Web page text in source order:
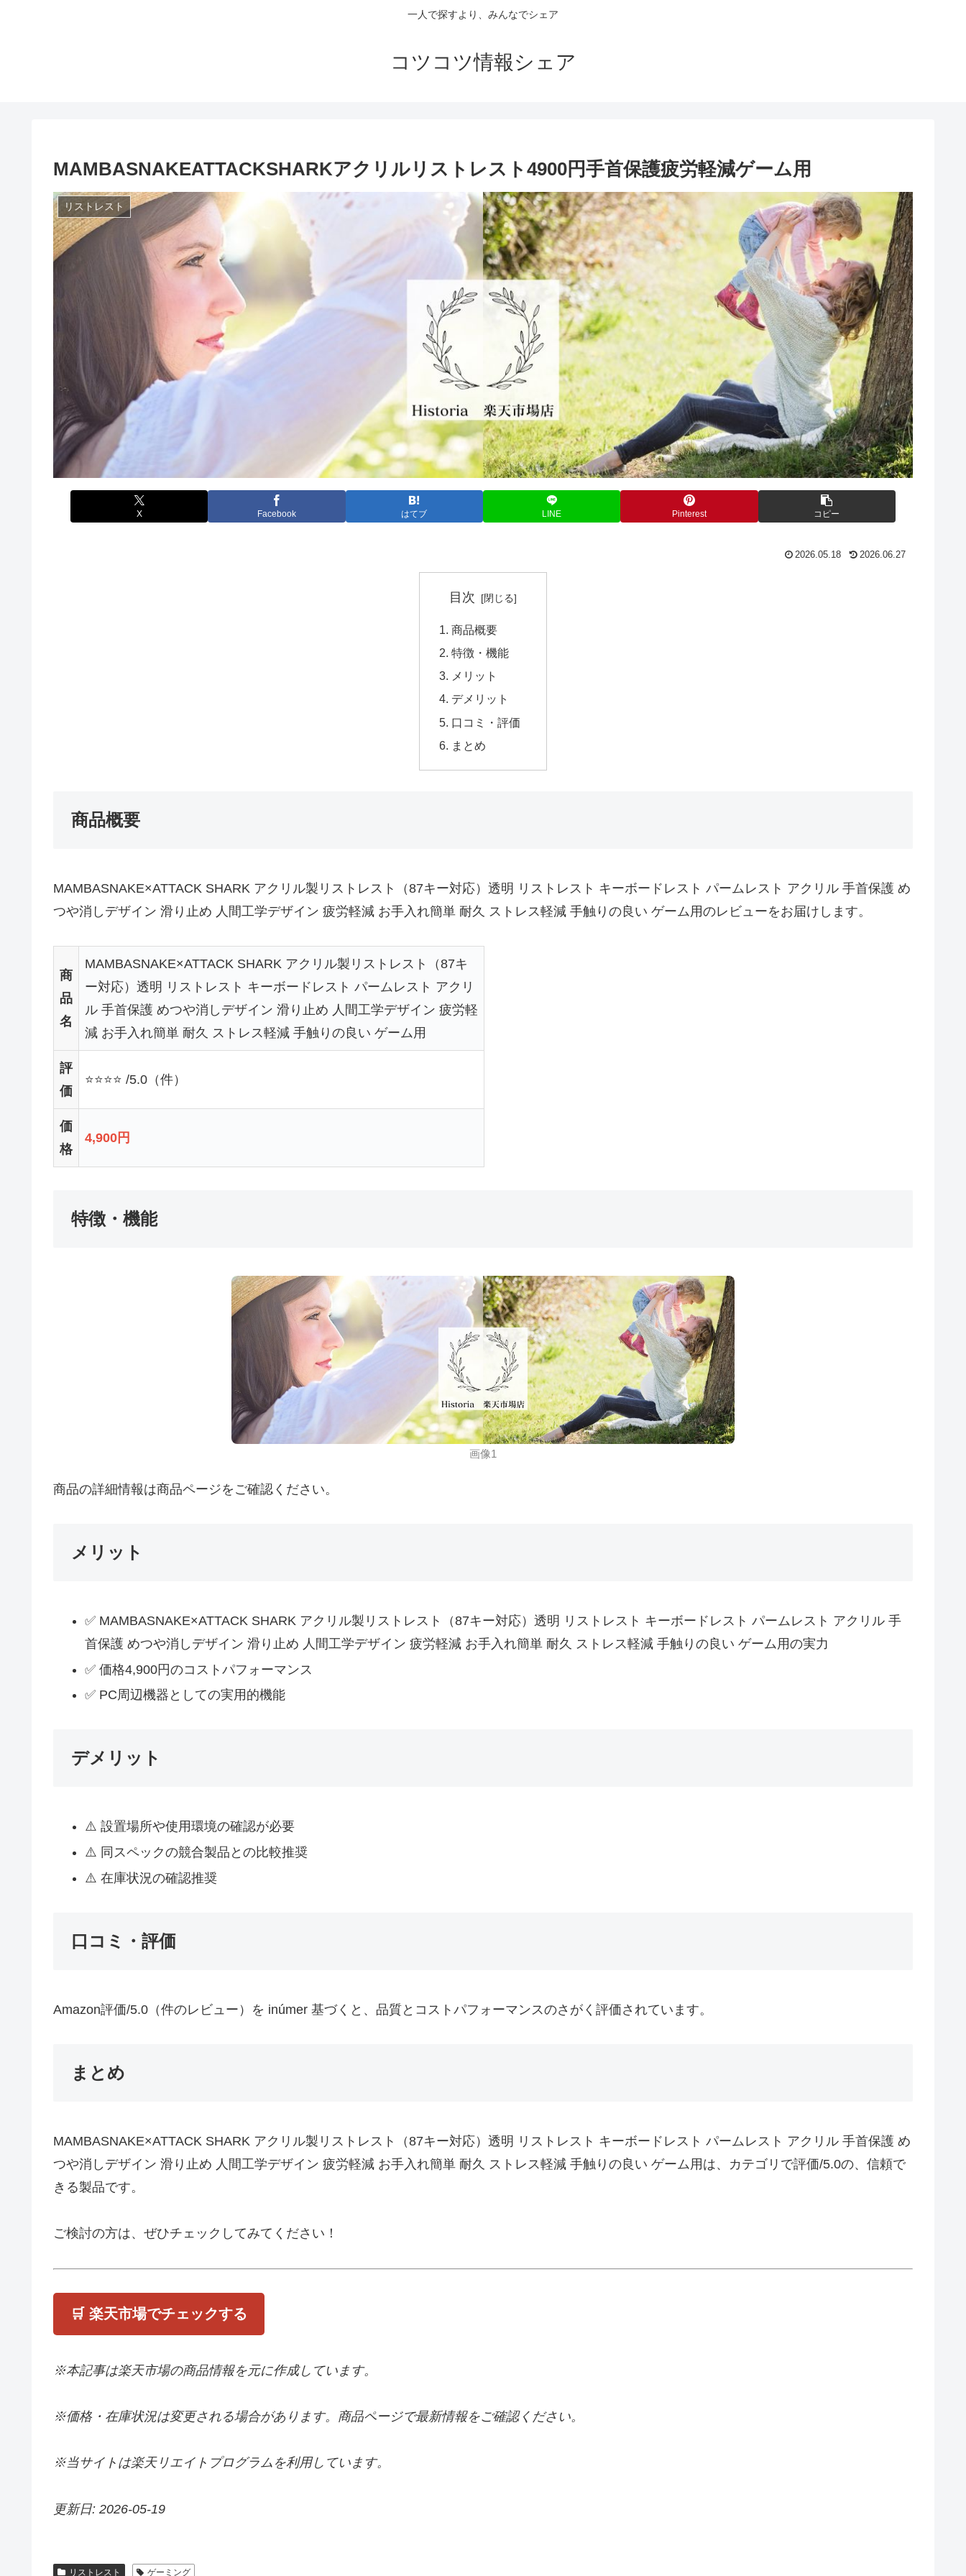
一人で探すより、みんなでシェア
コツコツ情報シェア
MAMBASNAKEATTACKSHARKアクリルリストレスト4900円手首保護疲労軽減ゲーム用
リストレスト
X Facebook はてブ LINE Pinterest コピー
2026.05.18 2026.06.27
目次
商品概要
特徴・機能
メリット
デメリット
口コミ・評価
まとめ
商品概要
MAMBASNAKE×ATTACK SHARK アクリル製リストレスト（87キー対応）透明 リストレスト キーボードレスト パームレスト アクリル 手首保護 め
つや消しデザイン 滑り止め 人間工学デザイン 疲労軽減 お手入れ簡単 耐久 ストレス軽減 手触りの良い ゲーム用のレビューをお届けします。
商
品
名
MAMBASNAKE×ATTACK SHARK アクリル製リストレスト（87キ
ー対応）透明 リストレスト キーボードレスト パームレスト アクリ
ル 手首保護 めつや消しデザイン 滑り止め 人間工学デザイン 疲労軽
減 お手入れ簡単 耐久 ストレス軽減 手触りの良い ゲーム用
評
価
⭐⭐⭐⭐ /5.0（件）
価
格
4,900円
特徴・機能
画像1
商品の詳細情報は商品ページをご確認ください。
メリット
✅ MAMBASNAKE×ATTACK SHARK アクリル製リストレスト（87キー対応）透明 リストレスト キーボードレスト パームレスト アクリル 手
首保護 めつや消しデザイン 滑り止め 人間工学デザイン 疲労軽減 お手入れ簡単 耐久 ストレス軽減 手触りの良い ゲーム用の実力
✅ 価格4,900円のコストパフォーマンス
✅ PC周辺機器としての実用的機能
デメリット
⚠️ 設置場所や使用環境の確認が必要
⚠️ 同スペックの競合製品との比較推奨
⚠️ 在庫状況の確認推奨
口コミ・評価
Amazon評価/5.0（件のレビュー）を inúmer 基づくと、品質とコストパフォーマンスのさがく評価されています。
まとめ
MAMBASNAKE×ATTACK SHARK アクリル製リストレスト（87キー対応）透明 リストレスト キーボードレスト パームレスト アクリル 手首保護 め
つや消しデザイン 滑り止め 人間工学デザイン 疲労軽減 お手入れ簡単 耐久 ストレス軽減 手触りの良い ゲーム用は、カテゴリで評価/5.0の、信頼で
きる製品です。
ご検討の方は、ぜひチェックしてみてください！
🛒 楽天市場でチェックする
※本記事は楽天市場の商品情報を元に作成しています。
※価格・在庫状況は変更される場合があります。商品ページで最新情報をご確認ください。
※当サイトは楽天リエイトプログラムを利用しています。
更新日: 2026-05-19
リストレスト ゲーミング